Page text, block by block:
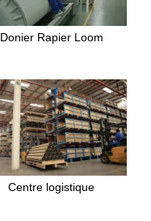
Donier Rapier Loom
Centre logistique